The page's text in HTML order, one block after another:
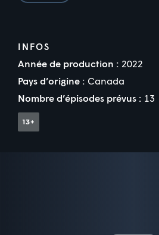
INFOS
Année de production : 2022
Pays d’origine : Canada
Nombre d’épisodes prévus : 13